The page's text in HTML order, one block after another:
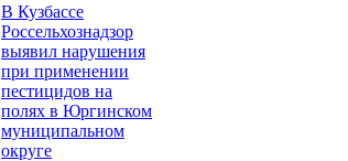
В Кузбассе
Россельхознадзор
выявил нарушения
при применении
пестицидов на
полях в Юргинском
муниципальном
округе